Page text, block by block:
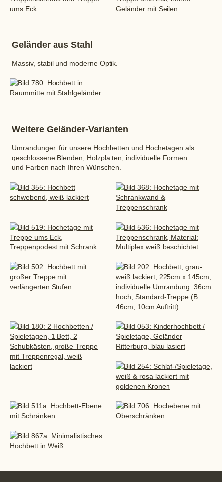
Geländer aus Stahl
Massiv, stabil und moderne Optik.
Weitere Geländer-Varianten
Umrandungen für unsere Hochbetten und Hochetagen als
geschlossene Blenden, Holzplatten, individuelle Formen
und Farben nach Ihren Wünschen.